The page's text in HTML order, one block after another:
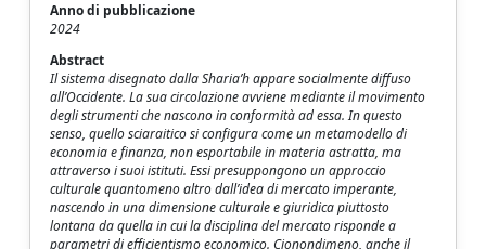
Anno di pubblicazione
2024
Abstract
Il sistema disegnato dalla Sharia’h appare socialmente diffuso
all’Occidente. La sua circolazione avviene mediante il movimento
degli strumenti che nascono in conformità ad essa. In questo
senso, quello sciaraitico si configura come un metamodello di
economia e finanza, non esportabile in materia astratta, ma
attraverso i suoi istituti. Essi presuppongono un approccio
culturale quantomeno altro dall’idea di mercato imperante,
nascendo in una dimensione culturale e giuridica piuttosto
lontana da quella in cui la disciplina del mercato risponde a
parametri di efficientismo economico. Cionondimeno, anche il